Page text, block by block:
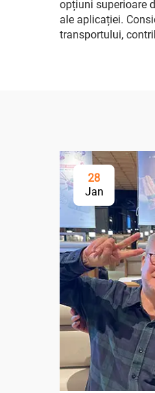
opțiuni superioare
ale aplicației.
transportului,
28
Jan